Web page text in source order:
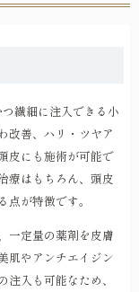
繊細に注入できる小
改善、ハリ・ツヤア
皮にも施術が可能で
療はもちろん、頭皮
が特徴です。
一定量の薬剤を皮膚
肌やアンチエイジン
入も可能なため、